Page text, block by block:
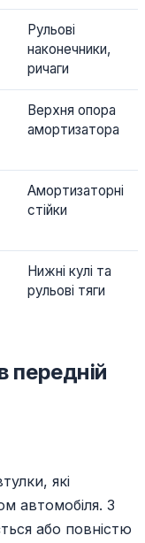
Рульові
наконечники,
ричаги
Верхня опора
амортизатора
Амортизаторні
стійки
Нижні кулі та
рульові тяги
передній
які
автомобіля. З
або повністю